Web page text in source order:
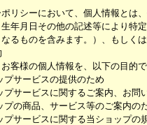
リシーにおいて、個人情報とは
年月日その他の記述等により特
るものを含みます。）、もしく
客様の個人情報を、以下の目的で
プサービスの提供のため
プサービスに関するご案内、お問
プの商品、サービス等のご案内の
プサービスに関する当ショップ